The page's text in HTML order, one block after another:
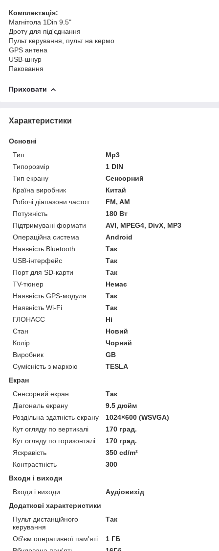
Комплектація:
Магнітола 1Din 9.5"
Дроту для під'єднання
Пульт керування, пульт на кермо
GPS антена
USB-шнур
Паковання
Приховати
Характеристики
Основні
Тип
Mp3
Типорозмір
1 DIN
Тип екрану
Сенсорний
Країна виробник
Китай
Робочі діапазони частот
FM, AM
Потужність
180 Вт
Підтримувані формати
AVI, MPEG4, DivX, MP3
Операційна система
Android
Наявність Bluetooth
Так
USB-інтерфейс
Так
Порт для SD-карти
Так
TV-тюнер
Немає
Наявність GPS-модуля
Так
Наявність Wi-Fi
Так
ГЛОНАСС
Ні
Стан
Новий
Колір
Чорний
Виробник
GB
Сумісність з маркою
TESLA
Екран
Сенсорний екран
Так
Діагональ екрану
9.5 дюйм
Роздільна здатність екрану
1024×600 (WSVGA)
Кут огляду по вертикалі
170 град.
Кут огляду по горизонталі
170 град.
Яскравість
350 cd/m²
Контрастність
300
Входи і виходи
Входи і виходи
Аудіовихід
Додаткові характеристики
Пульт дистанційного
керування
Так
Об'єм оперативної пам'яті
1 ГБ